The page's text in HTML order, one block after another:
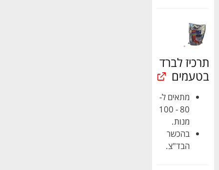
תרכיז לברד
בטעמים
מתאים ל-
80 - 100
מנות.
בהכשר
הבד"צ.